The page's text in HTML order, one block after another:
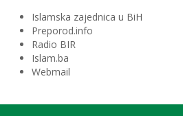
Islamska zajednica u BiH
Preporod.info
Radio BIR
Islam.ba
Webmail